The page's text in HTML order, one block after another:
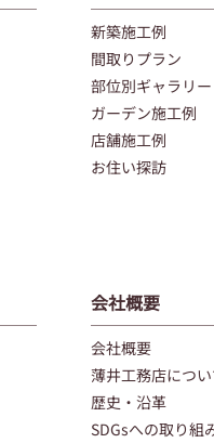
新築施工例
間取りプラン
部位別ギャラリー
ガーデン施工例
店舗施工例
お住い探訪
会社概要
会社概要
薄井工務店につ
歴史・沿革
SDGsへの取り組